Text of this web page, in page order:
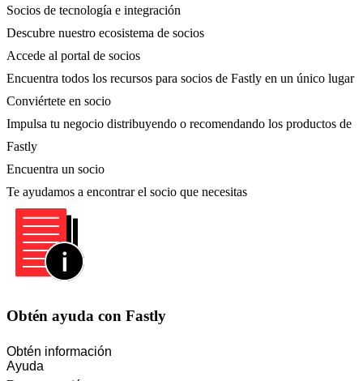
Socios de tecnología e integración
Descubre nuestro ecosistema de socios
Accede al portal de socios
Encuentra todos los recursos para socios de Fastly en un único lugar
Conviértete en socio
Impulsa tu negocio distribuyendo o recomendando los productos de
Fastly
Encuentra un socio
Te ayudamos a encontrar el socio que necesitas
Obtén ayuda con Fastly
Obtén información
Ayuda